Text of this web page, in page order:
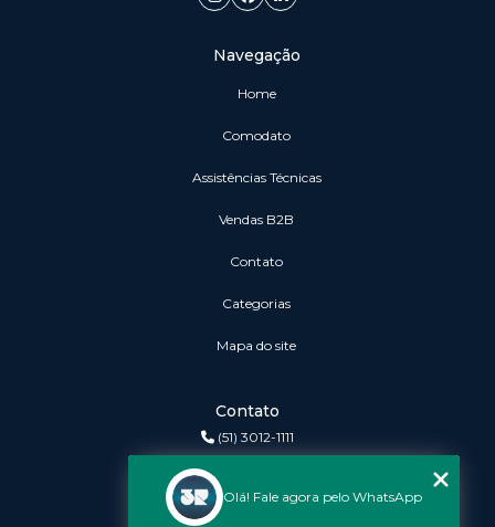
Navegação
Home
Comodato
Assistências Técnicas
vendas B2B
Contato
Categorias
Mapa do site
Contato
(51) 3012-1111
Olá! Fale agora pelo WhatsApp